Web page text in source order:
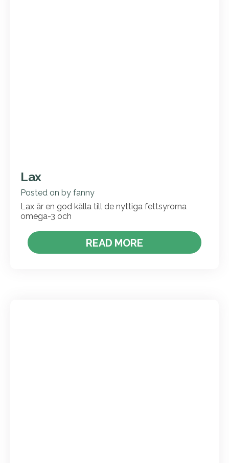
Lax
Posted on by fanny
Lax är en god källa till de nyttiga fettsyrorna
omega-3 och
READ MORE